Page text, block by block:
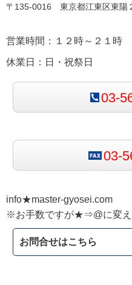
〒135-0016 東京都江東区東
営業時間：１２時～２１時
休業日：日・祝祭日
03-
03-
info★master-gyosei.com
※お手数ですが★⇒@に変え
お問合せはこちら